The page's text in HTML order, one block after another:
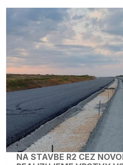
NA STAVBE R2 CEZ